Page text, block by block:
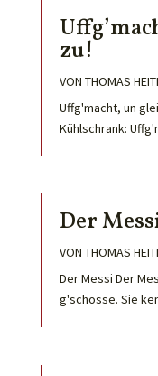
zu!
VON THOMAS
Uffg'macht, un
Kühlschrank:
Der
VON THOMAS
Der Messi Der
g'schosse. Sie